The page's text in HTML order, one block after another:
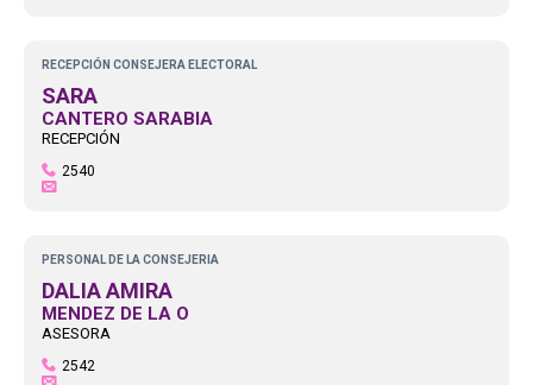
RECEPCIÓN CONSEJERA ELECTORAL
SARA
CANTERO SARABIA
RECEPCIÓN
2540
PERSONAL DE LA CONSEJERIA
DALIA AMIRA
MENDEZ DE LA O
ASESORA
2542